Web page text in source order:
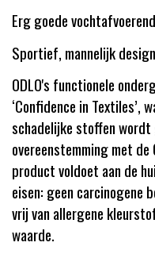
Erg goede
Sportief, mannelijk design
ODLO's functionele
‘Confidence in
schadelijke stoffen
overeenstemming met de
product voldoet aan de
eisen: geen carcinogene
vrij van allergene
waarde.